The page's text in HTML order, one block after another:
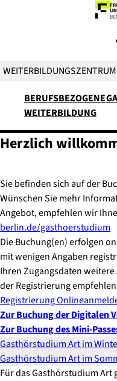
BERUFSBEZOGENE
WEITERBILDUNG
Herzlich
Sie befinden sich auf der
Wünschen Sie mehr
Angebot, empfehlen wir
berlin.de/gasthoerstudium
Die Buchung(en) erfolgen
mit wenigen Angaben
Ihren Zugangsdaten
der Registrierung
Registrierung
Zur Buchung der Digitalen
Zur Buchung des Mini-
Gasthörstudium Art im
Gasthörstudium Art im
Für das Gasthörstudium Art